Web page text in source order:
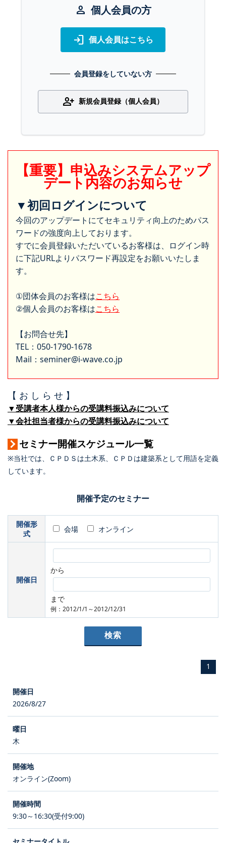
person 個人会員の方
login 個人会員はこちら
会員登録をしていない方
person_add 新規会員登録（個人会員）
【重要】申込みシステムアップ
デート内容のお知らせ
▼初回ログインについて
今回のアップデートにてセキュリティ向上のためパス
ワードの強度向上しております。
すでに会員登録いただいているお客様は、ログイン時
に下記URLよりパスワード再設定をお願いいたしま
す。
①団体会員のお客様はこちら
②個人会員のお客様はこちら
【お問合せ先】
TEL：050-1790-1678
Mail：seminer@i-wave.co.jp
【 お し ら せ 】
▼受講者本人様からの受講料振込みについて
▼会社担当者様からの受講料振込みについて
セミナー開催スケジュール一覧
※当社では、ＣＰＤＳは土木系、ＣＰＤは建築系として用語を定義
しています。
開催予定のセミナー
開催形
式
会場 オンライン
開催日
から
まで
例：2012/1/1～2012/12/31
1
2026/8/27
木
オンライン(Zoom)
9:30～16:30(受付9:00)